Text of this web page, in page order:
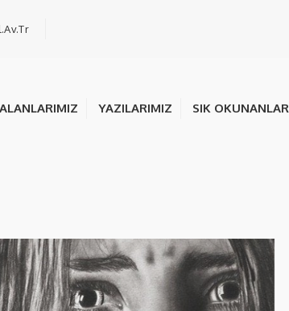
ALANLARIMIZ YAZILARIMIZ SIK OKUNANLAR